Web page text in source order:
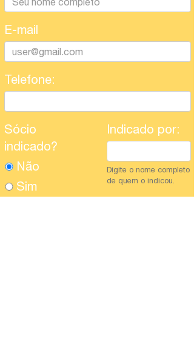
E-mail
Telefone:
Sócio
indicado?
Não
Sim
Indicado por:
Digite o nome completo
de quem o indicou.